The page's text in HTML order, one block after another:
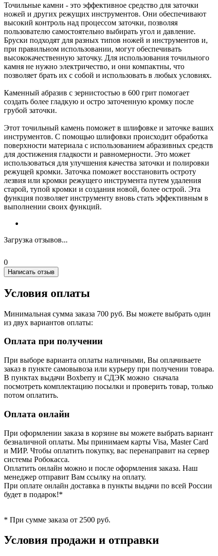
Точильные камни - это эффективное средство для заточки
ножей и других режущих инструментов. Они обеспечивают
высокий контроль над процессом заточки, позволяя
пользователю самостоятельно выбирать угол и давление.
Бруски подходят для разных типов ножей и инструментов и,
при правильном использовании, могут обеспечивать
высококачественную заточку. Для использования точильного
камня не нужно электричество, и они компактны, что
позволяет брать их с собой и использовать в любых условиях.
Каменный абразив с зернистостью в 600 грит помогает
создать более гладкую и остро заточенную кромку после
грубой заточки.
Этот точильный камень поможет в шлифовке и заточке ваших
инструментов. С помощью шлифовки происходит обработка
поверхности материала с использованием абразивных средств
для достижения гладкости и равномерности. Это может
использоваться для улучшения качества заточки и полировки
режущей кромки. Заточка поможет восстановить остроту
лезвия или кромки режущего инструмента путем удаления
старой, тупой кромки и создания новой, более острой. Эта
функция позволяет инструменту вновь стать эффективным в
выполнении своих функций.
Загрузка отзывов...
0
Написать отзыв
Условия оплаты
Минимальная сумма заказа 700 руб. Вы можете выбрать один
из двух вариантов оплаты:
Оплата при получении
При выборе варианта оплаты наличными, Вы оплачиваете
заказ в пункте самовывоза или курьеру при получении товара.
В пунктах выдачи Boxberry и СДЭК можно сначала
посмотреть комплектацию посылки и проверить товар, только
потом оплатить.
Оплата онлайн
При оформлении заказа в корзине вы можете выбрать вариант
безналичной оплаты. Мы принимаем карты Visa, Master Card
и МИР. Чтобы оплатить покупку, вас перенаправит на сервер
системы Робокасса.
Оплатить онлайн можно и после оформления заказа. Наш
менеджер отправит Вам ссылку на оплату.
При оплате онлайн доставка в пункты выдачи по всей России
будет в подарок!*
* При сумме заказа от 2500 руб.
Условия продажи и отправки